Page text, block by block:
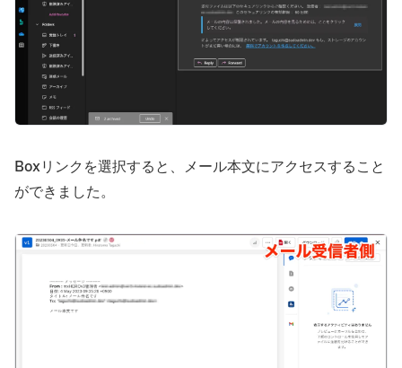
Boxリンクを選択すると、メール本文にアクセスすること
ができました。